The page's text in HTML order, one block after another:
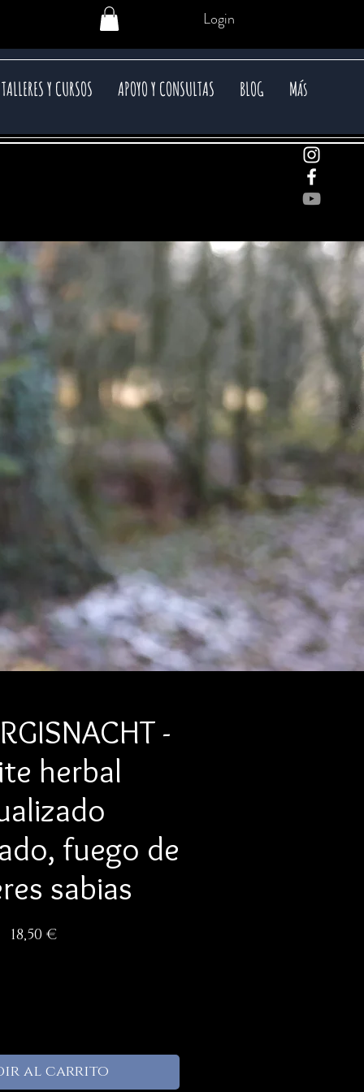
Login
TALLERES Y CURSOS APOYO Y CONSULTAS BLOG Más
-
herbal
fuego de
sabias
18,50 €Precio
al carrito